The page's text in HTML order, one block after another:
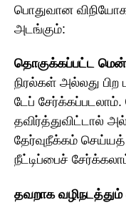
பொதுவான
அடங்கும்:
தொகுக்கப்பட்ட
நிரல்கள் அல்லது
டேப்
தவிர்த்துவிட்டால்
தேர்வுநீக்கம்
நீட்டிப்பைச்
தவறாக வழிநடத்தும்